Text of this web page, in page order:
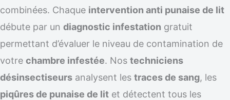
combinées. Chaque intervention anti punaise de lit
débute par un diagnostic infestation gratuit
permettant d’évaluer le niveau de contamination de
votre chambre infestée. Nos techniciens
désinsectiseurs analysent les traces de sang, les
piqûres de punaise de lit et détectent tous les